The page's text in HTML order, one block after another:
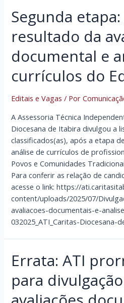
Segunda
resultado da
documental e
currículos do
Editais e Vagas / Por
A Assessoria Técnica
Diocesana de Itabira divulgou a
classificados(as), após a etapa
análise de currículos de
Povos e Comunidades
Para conferir as relação de
acesse o link: https://
content/uploads/2025/07/
avaliacoes-documentais-e-
032025_ATI_Caritas-Diocesana-
Errata: ATI
para